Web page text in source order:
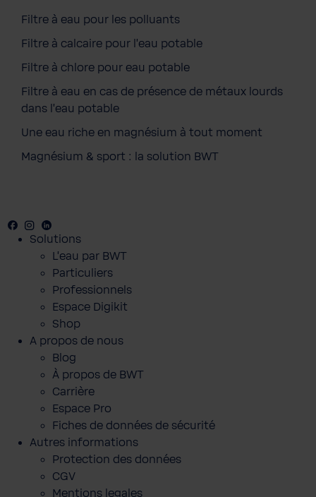
Filtre à eau pour les polluants
Filtre à calcaire pour l'eau potable
Filtre à chlore pour eau potable
Filtre à eau en cas de présence de métaux lourds
dans l'eau potable
Une eau riche en magnésium à tout moment
Magnésium & sport : la solution BWT
Facebook
YoutubeInstagram
Solutions
L'eau par BWT
Particuliers
Professionnels
Espace Digikit
Shop
A propos de nous
Blog
À propos de BWT
Carrière
Espace Pro
Fiches de données de sécurité
Autres informations
Protection des données
CGV
Mentions legales